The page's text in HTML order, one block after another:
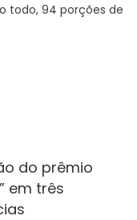
todo, 94 porções de
do prêmio
em três